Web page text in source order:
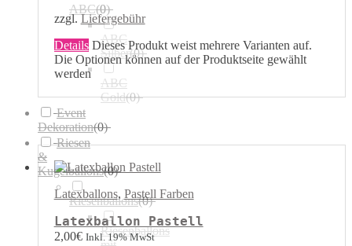
zzgl.Liefergebühr
Details Dieses Produkt weist mehrere Varianten auf.
Die Optionen können auf der Produktseite gewählt
werden
Latexballons, Pastell Farben
Latexballon Pastell
2,00€ Inkl. 19% MwSt
ABC(0)
ABC
Silber(0)
ABC
Gold(0)
Event
Dekoration(0)
Riesen
&
Kugelballons(0)
Riesenballons(0)
Riesenballons